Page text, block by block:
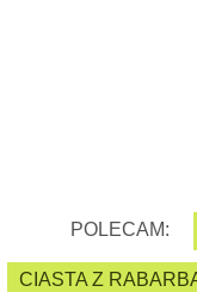
POLECAM:
CIASTA Z